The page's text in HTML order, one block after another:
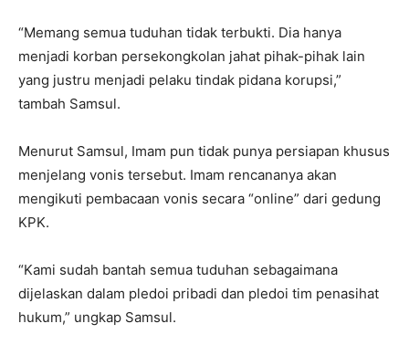
“Memang semua tuduhan tidak terbukti. Dia hanya
menjadi korban persekongkolan jahat pihak-pihak lain
yang justru menjadi pelaku tindak pidana korupsi,”
tambah Samsul.
Menurut Samsul, Imam pun tidak punya persiapan khusus
menjelang vonis tersebut. Imam rencananya akan
mengikuti pembacaan vonis secara “online” dari gedung
KPK.
“Kami sudah bantah semua tuduhan sebagaimana
dijelaskan dalam pledoi pribadi dan pledoi tim penasihat
hukum,” ungkap Samsul.